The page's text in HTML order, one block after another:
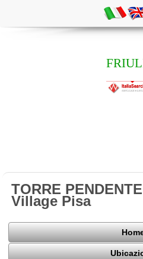
TORRE
Village Pisa